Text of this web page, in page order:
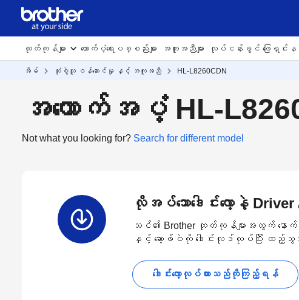
ထုတ်ကုန်များ ထောက်ပံ့ရေးပစ္စည်းများ အကူအညီများ လုပ်ငန်းခွင် ဖြေရှင်းနည်း
အိမ် သုံးစွဲသူ ဝန်ဆောင်မှု နှင့် အကူအညီ HL-L8260CDN
အထောက်အပံ့ HL-
Not what you looking for? Search for different model
လိုအပ်သောဒေါင်းလော့နဲ့
သင်၏ Brother ထုတ်ကုန်များအတွက် နောက်ဆုံးပ
နှင့် ဆော့ဖ်ဝဲကို ဒေါင်းလုဒ်လုပ်ပြီး ထည့်သွင်
ဒေါင်းလော့လုပ်ထားသည်ကိုကြည့်ရန်